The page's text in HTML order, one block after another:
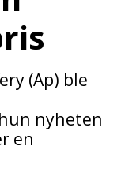
(Ap) ble
nyheten
en